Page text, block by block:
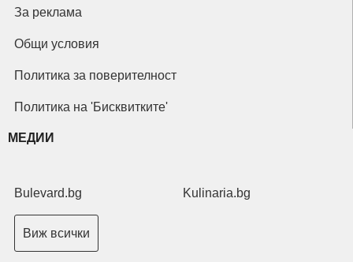
За реклама
Общи условия
Политика за поверителност
Политика на 'Бисквитките'
МЕДИИ
Bulevard.bg Kulinaria.bg
Виж всички